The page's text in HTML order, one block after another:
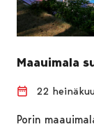
Maauimala
22
Porin